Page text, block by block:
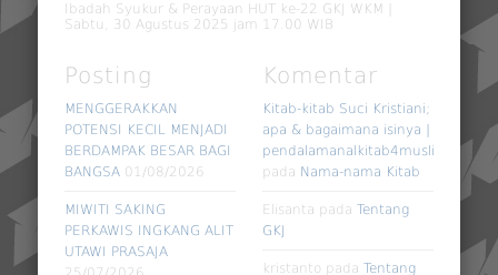
Ibadah Syukur & Perayaan HUT ke-22 GKJ WKM |
Sabtu, 30 Agustus 2025 jam 17.00 WIB
Posting
MENGGERAKKAN
POTENSI KECIL MENJADI
BERDAMPAK BESAR BAGI
BANGSA 01/08/2026
MIWITI SAKING
PERKAWIS INGKANG ALIT
UTAWI PRASAJA
Komentar
Kitab-kitab Suci Kristiani;
apa & bagaimana isinya |
pendalamanalkitab4muslim
pada Nama-nama Kitab
Elisanta padaTentang
GKJ
kristanto padaTentang